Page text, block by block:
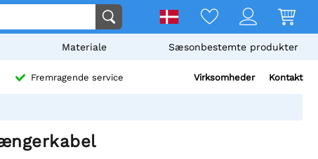
Materiale Sæsonbestemte produkter
Fremragende service Virksomheder Kontakt